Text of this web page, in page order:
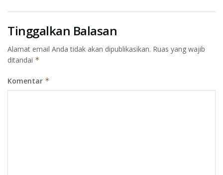
Tinggalkan Balasan
Alamat email Anda tidak akan dipublikasikan. Ruas yang wajib
ditandai *
Komentar *